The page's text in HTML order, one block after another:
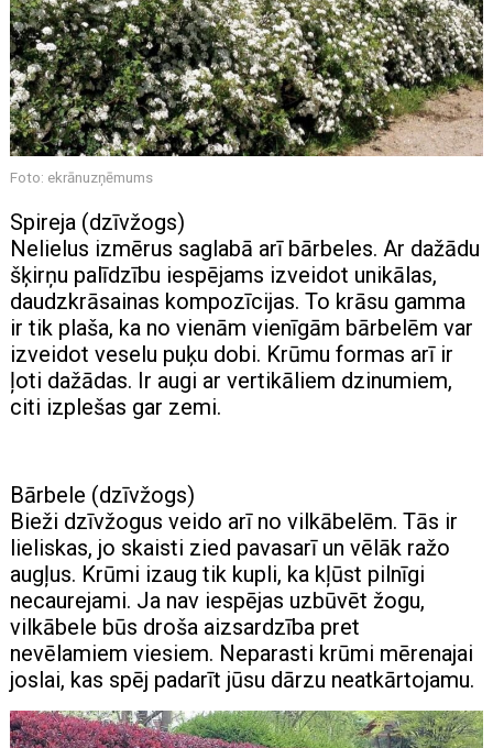
Foto: ekrānuzņēmums
Spireja (dzīvžogs)
Nelielus izmērus saglabā arī bārbeles. Ar dažādu
šķirņu palīdzību iespējams izveidot unikālas,
daudzkrāsainas kompozīcijas. To krāsu gamma
ir tik plaša, ka no vienām vienīgām bārbelēm var
izveidot veselu puķu dobi. Krūmu formas arī ir
ļoti dažādas. Ir augi ar vertikāliem dzinumiem,
citi izplešas gar zemi.
Bārbele (dzīvžogs)
Bieži dzīvžogus veido arī no vilkābelēm. Tās ir
lieliskas, jo skaisti zied pavasarī un vēlāk ražo
augļus. Krūmi izaug tik kupli, ka kļūst pilnīgi
necaurejami. Ja nav iespējas uzbūvēt žogu,
vilkābele būs droša aizsardzība pret
nevēlamiem viesiem. Neparasti krūmi mērenajai
joslai, kas spēj padarīt jūsu dārzu neatkārtojamu.